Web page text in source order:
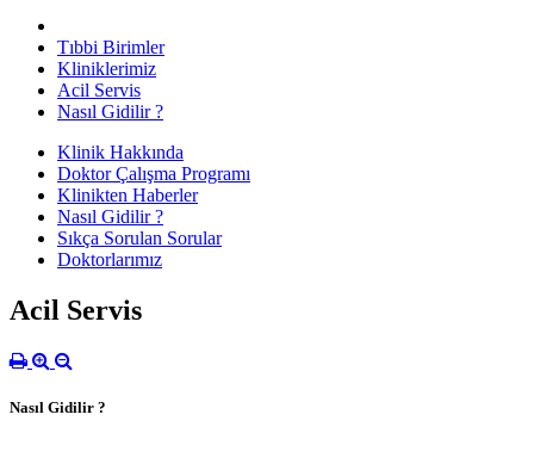
Tıbbi Birimler
Kliniklerimiz
Acil Servis
Nasıl Gidilir ?
Klinik Hakkında
Doktor Çalışma Programı
Klinikten Haberler
Nasıl Gidilir ?
Sıkça Sorulan Sorular
Doktorlarımız
Acil Servis
Nasıl Gidilir ?